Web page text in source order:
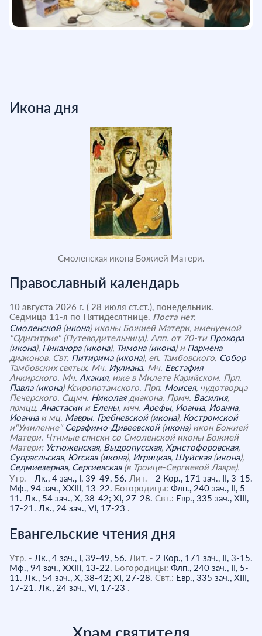
Икона дня
Смоленская икона Божией Матери.
Православный календарь
10 августа 2026 г. ( 28 июля ст.ст.), понедельник.
Седмица 11-я по Пятидесятнице. Поста нет.
Смоленской(икона) иконы Божией Матери, именуемой
"Одигитрия" (Путеводительница). Апп. от 70-ти Прохора
(икона), Никанора(икона), Тимона(икона) и Пармена
диаконов. Свт. Питирима(икона), еп. Тамбовского. Собор
Тамбовских святых. Мч. Иулиана. Мч. Евстафия
Анкирского. Мч. Акакия, иже в Милете Карийском. Прп.
Павла(икона) Ксиропотамского. Прп. Моисея, чудотворца
Печерского. Сщмч. Николаядиакона. Прмч. Василия,
прмцц. Анастасиии Елены, мчч. Арефы, Иоанна, Иоанна,
Иоаннаи мц. Мавры. Гребневской(икона), Костромской
и"Умиление" Серафимо-Дивеевской(икона) икон Божией
Матери. Чтимые списки со Смоленской иконы Божией
Матери: Устюженская, Выдропусская, Христофоровская,
Супрасльская, Югская(икона), Игрицкая, Шуйская(икона),
Седмиезерная, Сергиевская(в Троице-Сергиевой Лавре).
Утр. - Лк., 4 зач., I, 39-49, 56. Лит. - 2 Кор., 171 зач., II, 3-15.
Мф., 94 зач., XXIII, 13-22. Богородицы: Флп., 240 зач., II, 5-
11.
Лк., 54 зач., X, 38-42; XI, 27-28. Свт.: Евр., 335 зач., XIII,
17-21.
Лк., 24 зач., VI, 17-23
Евангельские чтения дня
Утр. - Лк., 4 зач., I, 39-49, 56. Лит. - 2 Кор., 171 зач., II, 3-15.
Мф., 94 зач., XXIII, 13-22. Богородицы: Флп., 240 зач., II, 5-
11.
Лк., 54 зач., X, 38-42; XI, 27-28. Свт.: Евр., 335 зач., XIII,
17-21.
Лк., 24 зач., VI, 17-23
Храм святителя